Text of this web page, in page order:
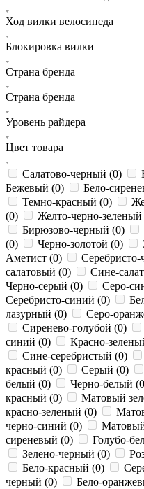
Ход вилки велосипеда
Блокировка вилки
Страна бренда
Страна бренда
Уровень райдера
Цвет товара
Салатово-черный (0)
Бежевый (0) Бело-
Темно-красный (0)
(0) Желто-черно-зеленый
Бирюзово-черный (0)
(0) Черно-золотой (0)
Аметист (0)
салатовый (0) Сине-
Черно-серый (0) Серо-
Серебристо-синий (0)
лазурный (0) Серо-
Сиренево-голубой (0)
синий (0) Красно-
Сине-серебристый (0)
красный (0) Серый (0)
белый (0) Черно-белый (0
красный (0) Матовый
красно-зеленый (0)
черно-синий (0)
сиреневый (0) Голубо-
Зелено-черный (0)
Бело-красный (0)
черный (0) Бело-